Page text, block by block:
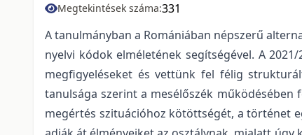
Megtekintések száma:331
A tanulmányban a Romániában népszerű
nyelvi kódok elméletének segítségével. A
megfigyeléseket és vettünk fel félig
tanulsága szerint a mesélőszék
megértés szituációhoz kötöttségét, a történet